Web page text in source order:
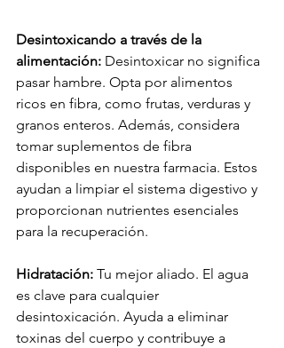
Desintoxicando a través de la
alimentación: Desintoxicar no significa
pasar hambre. Opta por alimentos
ricos en fibra, como frutas, verduras y
granos enteros. Además, considera
tomar suplementos de fibra
disponibles en nuestra farmacia. Estos
ayudan a limpiar el sistema digestivo y
proporcionan nutrientes esenciales
para la recuperación.
Hidratación: Tu mejor aliado. El agua
es clave para cualquier
desintoxicación. Ayuda a eliminar
toxinas del cuerpo y contribuye a